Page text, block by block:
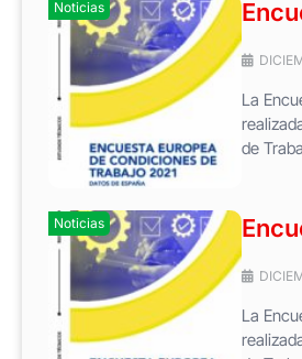
Noticias
La
de
Noticias
La